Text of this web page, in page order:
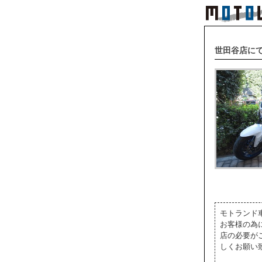
世田谷店に
モトランド
お客様の為
店の必要が
しくお願い